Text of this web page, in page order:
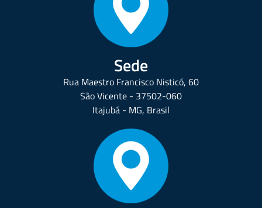
Sede
Rua Maestro Francisco Nisticó, 60
São Vicente - 37502-060
Itajubá - MG, Brasil